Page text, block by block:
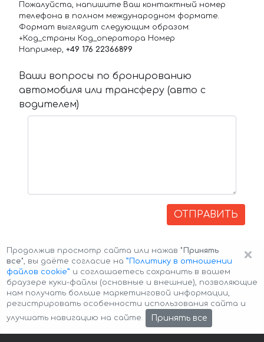
Пожалуйста, напишите Ваш контактный номер
телефона в полном международном формате.
Формат выглядит следующим образом:
+Код_страны Код_оператора Номер
Например, +49 176 22366899
Ваши вопросы по бронированию
автомобиля или трансферу (авто с
водителем)
ОТПРАВИТЬ
Авторские права © 2026 Авто-Аренда Cookie Policy
×
Продолжив просмотр сайта или нажав "Принять
все", вы даёте согласие на ”Политику в отношении
файлов cookie” и соглашаетесь сохранить в вашем
браузере куки-файлы (основные и внешние), позволяющие
нам получать больше маркетинговой информации,
регистрировать особенности использования сайта и
улучшать навигацию на сайте.
Принять все